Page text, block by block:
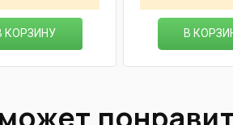
КОРЗИНУ В